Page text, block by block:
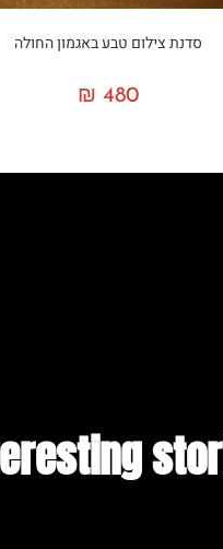
סדנת צילום טבע באגמון החולה
₪ 480